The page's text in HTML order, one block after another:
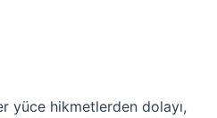
yüce hikmetlerden dolayı,